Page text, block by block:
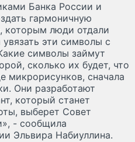
Банка России и
гармоничную
которым люди отдали
эти символы с
символы займут
сколько их будет, что
микрорисунков, сначала
Они разработают
который станет
выберет Совет
- сообщила
Эльвира Набиуллина.